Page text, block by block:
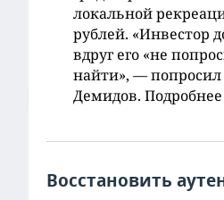
локальной
рублей. «Инвестор
вдруг его «не
найти», — попросил
Демидов.
Восстановить